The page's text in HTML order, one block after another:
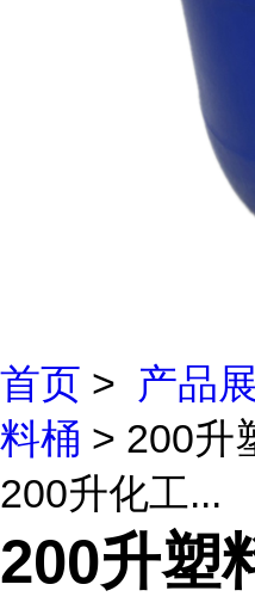
首页 > 产品
料桶 > 200升
200升化工...
200升塑